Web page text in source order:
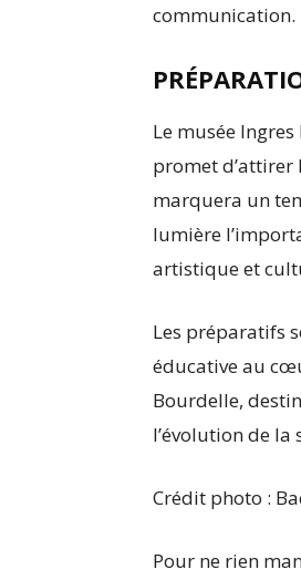
communication.
Le musée
promet d’attirer
marquera un
lumière
artistique et
Les préparatifs
éducative au
Bourdelle,
l’évolution de
Crédit photo :
Pour ne rien